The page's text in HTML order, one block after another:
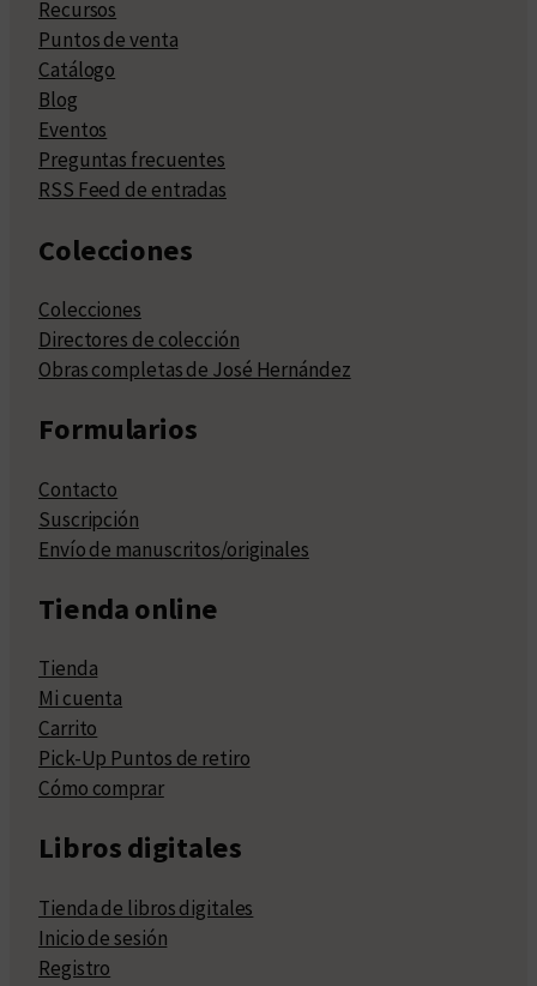
Recursos
Puntos de venta
Catálogo
Blog
Eventos
Preguntas frecuentes
RSS Feed de entradas
Colecciones
Colecciones
Directores de colección
Obras completas de José Hernández
Formularios
Contacto
Suscripción
Envío de manuscritos/originales
Tienda online
Tienda
Mi cuenta
Carrito
Pick-Up Puntos de retiro
Cómo comprar
Libros digitales
Tienda de libros digitales
Inicio de sesión
Registro